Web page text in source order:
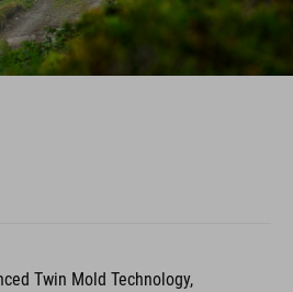
Twin Mold Technology,